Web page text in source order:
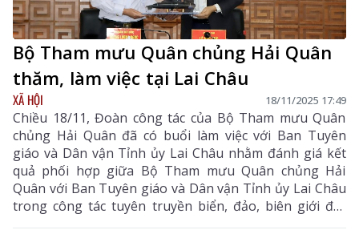
Bộ Tham mưu Quân chủng Hải Quân
thăm, làm việc tại Lai Châu
XÃ HỘI 18/11/2025 17:49
Chiều 18/11, Đoàn công tác của Bộ Tham mưu Quân
chủng Hải Quân đã có buổi làm việc với Ban Tuyên
giáo và Dân vận Tỉnh ủy Lai Châu nhằm đánh giá kết
quả phối hợp giữa Bộ Tham mưu Quân chủng Hải
Quân với Ban Tuyên giáo và Dân vận Tỉnh ủy Lai Châu
trong công tác tuyên truyền biển, đảo, biên giới đất
liền năm 2025.